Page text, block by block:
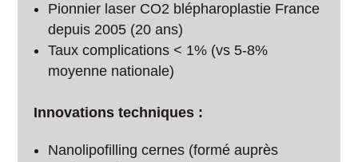
Pionnier laser CO2 blépharoplastie France
depuis 2005 (20 ans)
Taux complications < 1% (vs 5-8%
moyenne nationale)
Innovations techniques :
Nanolipofilling cernes (formé auprès